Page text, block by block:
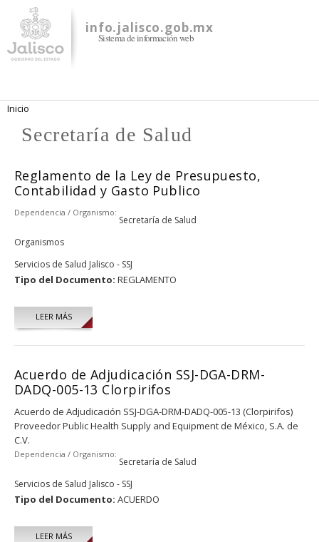
contenido
principal
info.jalisco.gob.mx
Sistema de información web
Se encuentra usted aquí
Inicio
Secretaría de Salud
Reglamento de la Ley de Presupuesto,
Contabilidad y Gasto Publico
Dependencia / Organismo:
Secretaría de Salud
Organismos
Servicios de Salud Jalisco - SSJ
Tipo del Documento: REGLAMENTO
LEER MÁS
Acuerdo de Adjudicación SSJ-DGA-DRM-
DADQ-005-13 Clorpirifos
Acuerdo de Adjudicación SSJ-DGA-DRM-DADQ-005-13 (Clorpirifos)
Proveedor Public Health Supply and Equipment de México, S.A. de
C.V.
Dependencia / Organismo:
Secretaría de Salud
Servicios de Salud Jalisco - SSJ
Tipo del Documento: ACUERDO
LEER MÁS